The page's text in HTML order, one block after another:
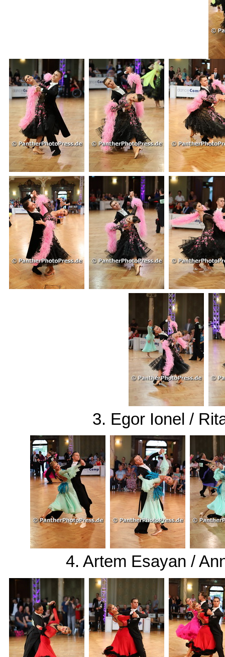
3. Egor Ionel /
4. Artem Esayan /